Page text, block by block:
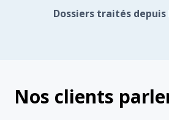
Dossiers traités
Nos clients